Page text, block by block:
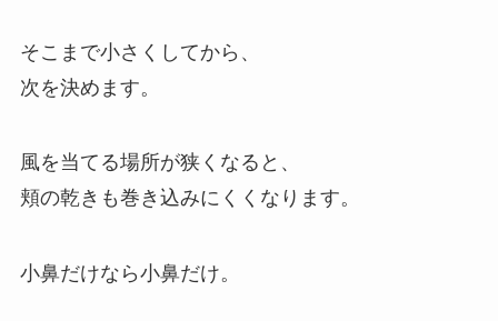
そこまで小さくしてから、
次を決めます。
風を当てる場所が狭くなると、
頬の乾きも巻き込みにくくなります。
小鼻だけなら小鼻だけ。